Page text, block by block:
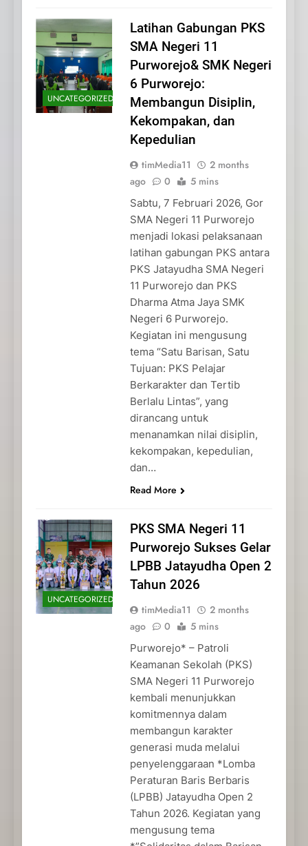
UNCATEGORIZED
Latihan Gabungan PKS
SMA Negeri 11
Purworejo& SMK Negeri
6 Purworejo:
Membangun Disiplin,
Kekompakan, dan
Kepedulian
timMedia11
2 months
ago
0 5 mins
Sabtu, 7 Februari 2026, Gor
SMA Negeri 11 Purworejo
menjadi lokasi pelaksanaan
latihan gabungan PKS antara
PKS Jatayudha SMA Negeri
11 Purworejo dan PKS
Dharma Atma Jaya SMK
Negeri 6 Purworejo.
Kegiatan ini mengusung
tema “Satu Barisan, Satu
Tujuan: PKS Pelajar
Berkarakter dan Tertib
Berlalu Lintas”, yang
dirancang untuk
menanamkan nilai disiplin,
kekompakan, kepedulian,
dan…
Read More
UNCATEGORIZED
PKS SMA Negeri 11
Purworejo Sukses Gelar
LPBB Jatayudha Open 2
Tahun 2026
timMedia11
2 months
ago
0 5 mins
Purworejo* – Patroli
Keamanan Sekolah (PKS)
SMA Negeri 11 Purworejo
kembali menunjukkan
komitmennya dalam
membangun karakter
generasi muda melalui
penyelenggaraan *Lomba
Peraturan Baris Berbaris
(LPBB) Jatayudha Open 2
Tahun 2026. Kegiatan yang
mengusung tema